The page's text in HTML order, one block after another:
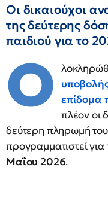
Οι δικαιούχοι
της δεύτερης
παιδιού για το
Ο επίδομα
πλέον οι
δεύτερη πληρωμή του
προγραμματιστεί για
Μαΐου 2026.